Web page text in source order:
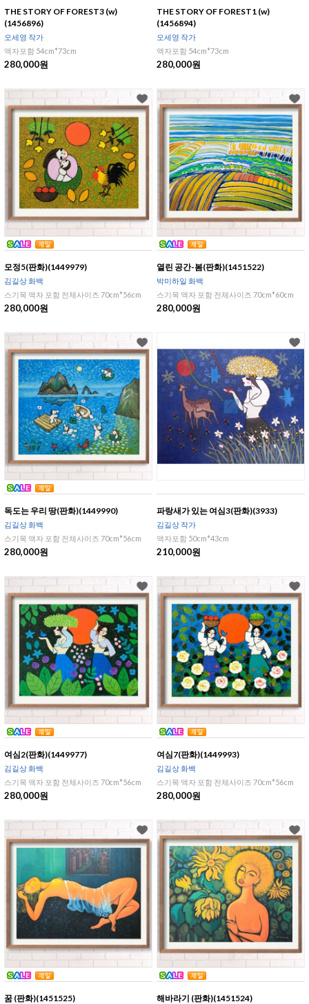
THE STORY OF FOREST3 (w)
(1456896)
오세영 작가
액자포함 54cm*73cm
280,000원
THE STORY OF FOREST1 (w)
(1456894)
오세영 작가
액자포함 54cm*73cm
280,000원
모정5(판화)(1449979)
김길상 화백
스기목 액자 포함 전체사이즈 70cm*56cm
280,000원
열린 공간-봄(판화)(1451522)
박미하일 화백
스기목 액자 포함 전체사이즈 70cm*60cm
280,000원
독도는 우리 땅(판화)(1449990)
김길상 화백
스기목 액자 포함 전체사이즈 70cm*56cm
280,000원
파랑새가 있는 여심3(판화)(3933)
김길상 작가
액자포함 50cm*43cm
210,000원
여심2(판화)(1449977)
김길상 화백
스기목 액자 포함 전체사이즈 70cm*56cm
280,000원
여심7(판화)(1449993)
김길상 화백
스기목 액자 포함 전체사이즈 70cm*56cm
280,000원
꿈 (판화)(1451525) 해바라기 (판화)(1451524)